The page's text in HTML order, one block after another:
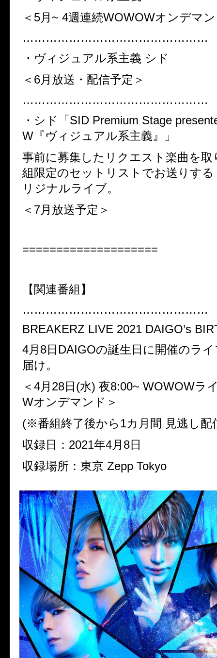
＜5月 ~ 4週連続WOWOWオンデマ
…………………………………………
・ヴィジュアル系主義 シド
＜6月放送・配信予定＞
…………………………………………
・シド「 SID Premium Stage
W 『ヴィジュアル系主義』」
事前に募集したリクエスト楽曲を取
組限定のセットリストでお送りする
リジナルライブ。
＜7月放送予定＞
====================
【関連番組】
…………………………………………
BREAKERZ LIVE 2021 DAIGO’s
4月 8日 DAIGOの誕生日に開催のラ
届け。
＜4月 28日 (水) 夜8:00~ WOWOWラ
Wオンデマンド＞
(※番組終了後から1カ月間 見逃し配
収録日： 2021年4月 8日
収録場所：東京 Zepp Tokyo